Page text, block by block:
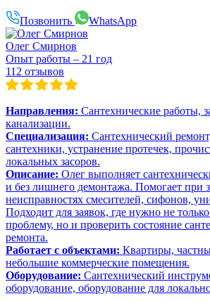
Позвонить WhatsApp
Олег Смирнов
Опыт работы – 21 год
112 отзывов
Направления: Сантехнические работы,
канализации.
Специализация: Сантехнический
сантехники, устранение протечек,
локальных засоров.
Описание: Олег выполняет
и без лишнего демонтажа. Помогает при
неисправностях смесителей, сифонов,
Подходит для заявок, где нужно не
проблему, но и проверить состояние
ремонта.
Работает с объектами: Квартиры,
небольшие коммерческие помещения.
Оборудование: Сантехнический
оборудование, оборудование для